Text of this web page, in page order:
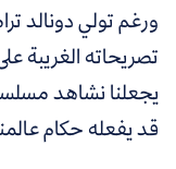
ورغم تولي دونالد
تصريحاته الغريبة
قد يفعله حكام